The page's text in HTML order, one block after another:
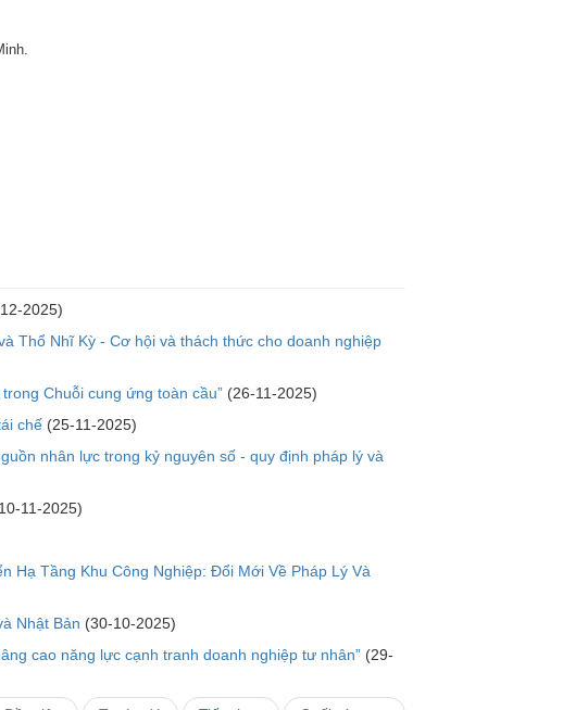
2025)
Thổ Nhĩ Kỳ - Cơ hội và thách thức cho doanh nghiệp
Chuỗi cung ứng toàn cầu” (26-11-2025)
chế (25-11-2025)
nhân lực trong kỷ nguyên số - quy định pháp lý và
11-2025)
Hạ Tầng Khu Công Nghiệp: Đổi Mới Về Pháp Lý Và
Nhật Bản (30-10-2025)
cao năng lực cạnh tranh doanh nghiệp tư nhân” (29-